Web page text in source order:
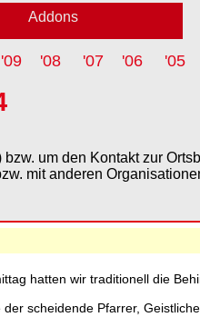
Addons
'09 '08 '07 '06 '05
um den Kontakt zur
mit anderen
hatten wir traditionell die
scheidende Pfarrer,